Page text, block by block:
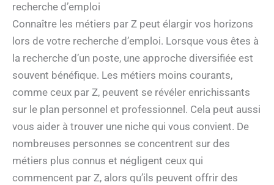
recherche d’emploi
Connaître les métiers par Z peut élargir vos horizons
lors de votre recherche d’emploi. Lorsque vous êtes à
la recherche d’un poste, une approche diversifiée est
souvent bénéfique. Les métiers moins courants,
comme ceux par Z, peuvent se révéler enrichissants
sur le plan personnel et professionnel. Cela peut aussi
vous aider à trouver une niche qui vous convient. De
nombreuses personnes se concentrent sur des
métiers plus connus et négligent ceux qui
commencent par Z, alors qu’ils peuvent offrir des